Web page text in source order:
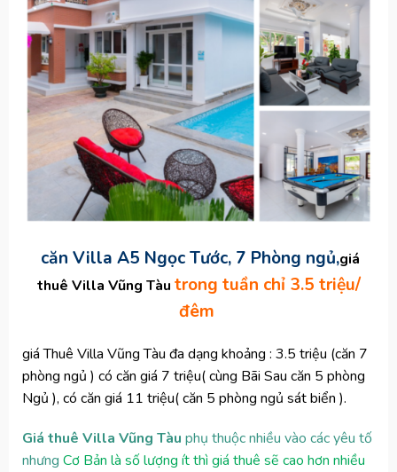
căn Villa A5 Ngọc Tước, 7 Phòng ngủ,giá
thuê Villa Vũng Tàu trong tuần chỉ 3.5 triệu/
đêm
giá Thuê Villa Vũng Tàu đa dạng khoảng : 3.5 triệu (căn 7
phòng ngủ ) có căn giá 7 triệu( cùng Bãi Sau căn 5 phòng
Ngủ ), có căn giá 11 triệu( căn 5 phòng ngủ sát biển ).
Giá thuê Villa Vũng Tàu phụ thuộc nhiều vào các yêu tố
nhưng Cơ Bản là số lượng ít thì giá thuê sẽ cao hơn nhiều